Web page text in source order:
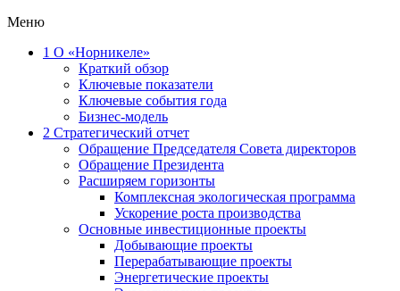
Меню
1 О «Норникеле»
Краткий обзор
Ключевые показатели
Ключевые события года
Бизнес-модель
2 Стратегический отчет
Обращение Председателя Совета директоров
Обращение Президента
Расширяем горизонты
Комплексная экологическая программа
Ускорение роста производства
Основные инвестиционные проекты
Добывающие проекты
Перерабатывающие проекты
Энергетические проекты